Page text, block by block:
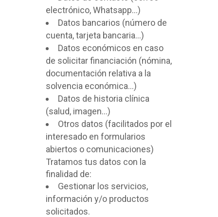
electrónico, Whatsapp…)
Datos bancarios (número de
cuenta, tarjeta bancaria…)
Datos económicos en caso
de solicitar financiación (nómina,
documentación relativa a la
solvencia económica…)
Datos de historia clínica
(salud, imagen…)
Otros datos (facilitados por el
interesado en formularios
abiertos o comunicaciones)
Tratamos tus datos con la
finalidad de:
Gestionar los servicios,
información y/o productos
solicitados.